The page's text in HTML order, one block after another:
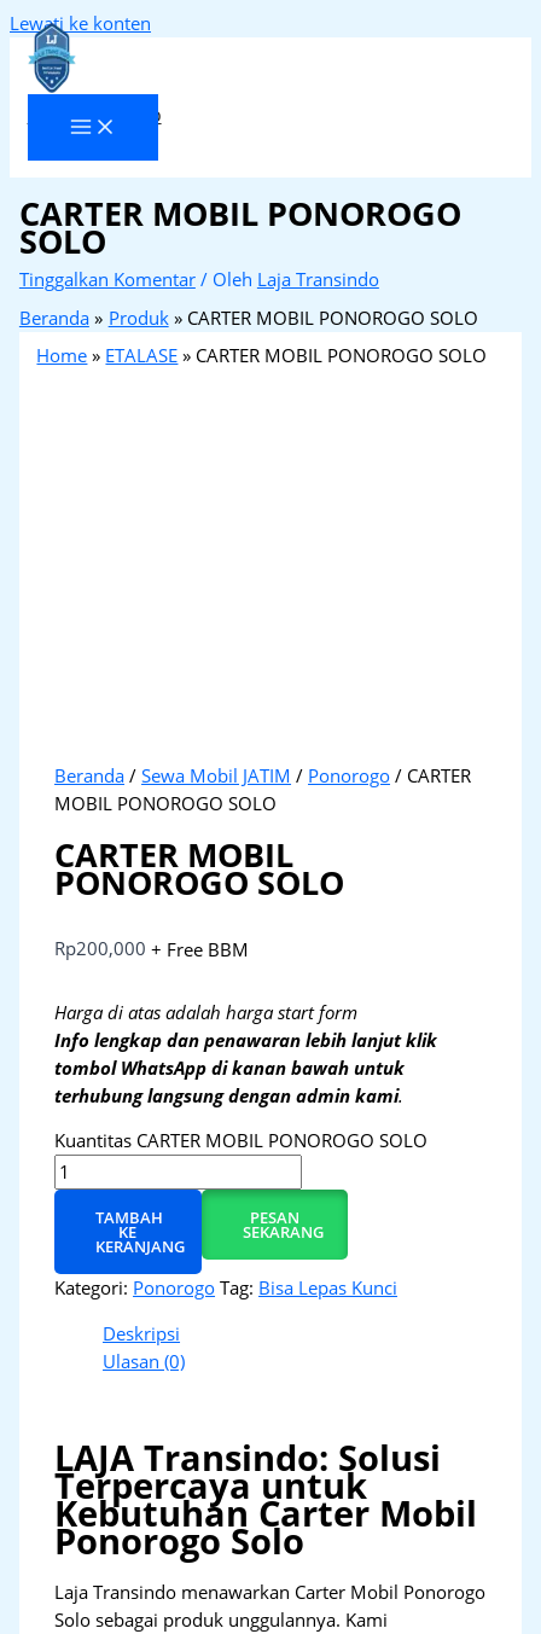
Lewati ke konten
Laja Transindo
CARTER MOBIL PONOROGO
SOLO
Tinggalkan Komentar / Oleh Laja Transindo
Beranda
Produk
CARTER MOBIL PONOROGO SOLO
Home » ETALASE » CARTER MOBIL PONOROGO SOLO
Beranda /Sewa Mobil JATIM / Ponorogo / CARTER
MOBIL PONOROGO SOLO
CARTER MOBIL
PONOROGO SOLO
Rp200,000 + Free BBM
Harga di atas adalah harga start form
Info lengkap dan penawaran lebih lanjut klik
tombol WhatsApp di kanan bawah untuk
terhubung langsung dengan admin kami.
Kuantitas CARTER MOBIL PONOROGO SOLO
TAMBAH
KE
KERANJANG
PESAN
SEKARANG
Kategori: Ponorogo Tag: Bisa Lepas Kunci
Deskripsi
Ulasan (0)
LAJA Transindo: Solusi
Terpercaya untuk
Kebutuhan Carter Mobil
Ponorogo Solo
Laja Transindo menawarkan Carter Mobil Ponorogo
Solo sebagai produk unggulannya. Kami